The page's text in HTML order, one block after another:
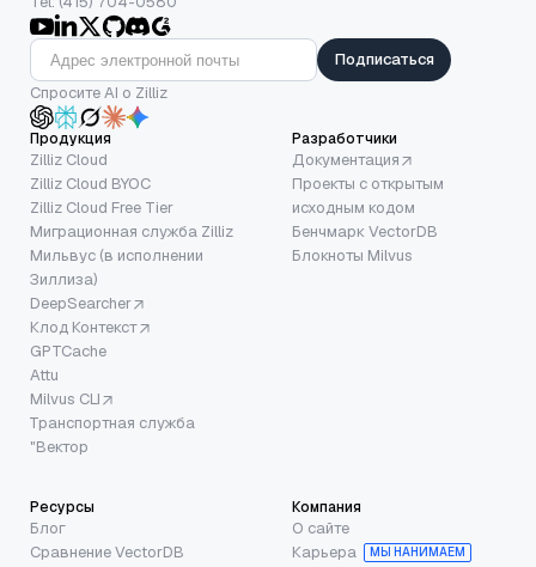
Подписаться
Спросите AI о Zilliz
Продукция
Zilliz Cloud
Zilliz Cloud BYOC
Zilliz Cloud Free Tier
Миграционная служба Zilliz
Мильвус (в исполнении
Зиллиза)
DeepSearcher
Клод Контекст
GPTCache
Attu
Milvus CLI
Транспортная служба
"Вектор
Разработчики
Документация
Проекты с открытым
исходным кодом
Бенчмарк VectorDB
Блокноты Milvus
Ресурсы
Блог
Сравнение VectorDB
Компания
О сайте
Карьера
МЫ НАНИМАЕМ